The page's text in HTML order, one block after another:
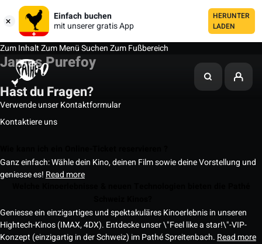
Einfach buchen
mit unserer gratis App
HERUNTER
LADEN
Zum InhaltZum MenüSuchenZum Fußbereich
James Purefoy
Hast du Fragen?
Verwende unser Kontaktformular
Kontaktiere uns
Ganz einfach: Wähle dein Kino, deinen Film sowie deine Vorstellung und
geniesse es! Read more
Geniesse ein einzigartiges und spektakuläres Kinoerlebnis in unseren
Hightech-Kinos (IMAX, 4DX). Entdecke unser \"Feel like a star!\"-VIP-
Konzept (einzigartig in der Schweiz) im Pathé Spreitenbach. Read more